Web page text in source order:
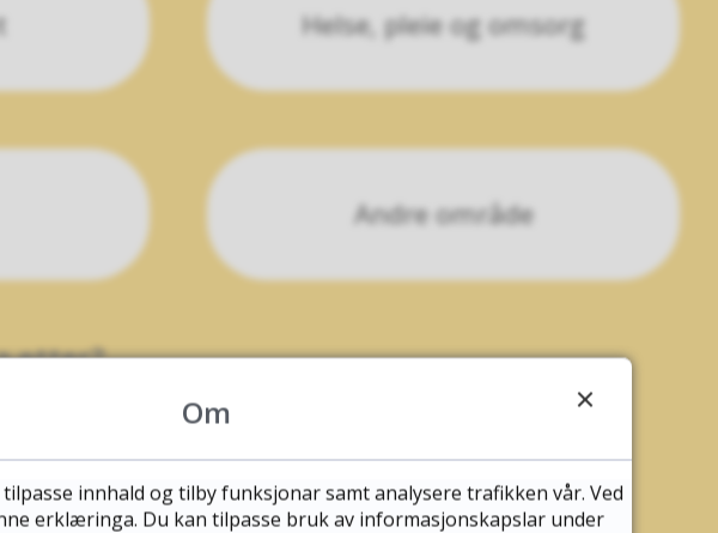
Helse, pleie og omsorg
Andre område
etter?
Om
innhald og tilby funksjonar samt analysere trafikken vår. Ved
erklæringa. Du kan tilpasse bruk av informasjonskapslar under